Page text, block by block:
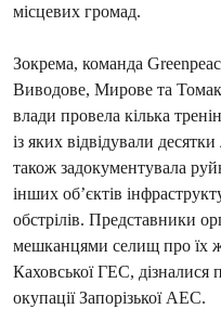
місцевих громад.
Зокрема, команда
Виводове, Мирове та
влади провела кілька
із яких відвідували
також задокументувала
інших об’єктів
обстрілів. Представники
мешканцями селищ про їх
Каховської ГЕС,
окупації Запорізької АЕС.